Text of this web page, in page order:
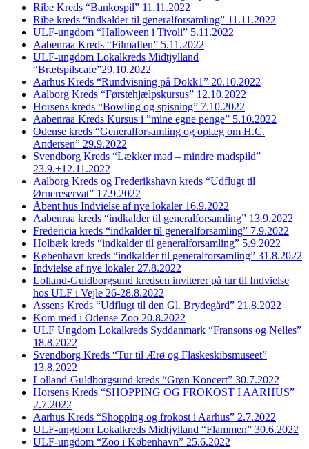
Ribe Kreds “Bankospil” 11.11.2022
Ribe kreds “indkalder til generalforsamling” 11.11.2022
ULF-ungdom “Halloween i Tivoli” 5.11.2022
Aabenraa Kreds “Filmaften” 5.11.2022
ULF-ungdom Lokalkreds Midtjylland
“Brætspilscafe”29.10.2022
Aarhus Kreds “Rundvisning på Dokk1” 20.10.2022
Aalborg Kreds “Førstehjælpskursus” 12.10.2022
Horsens kreds “Bowling og spisning” 7.10.2022
Aabenraa Kreds Kursus i ”mine egne penge” 5.10.2022
Odense kreds “Generalforsamling og oplæg om H.C.
Andersen” 29.9.2022
Svendborg Kreds “Lækker mad – mindre madspild”
23.9.+12.11.2022
Aalborg Kreds og Frederikshavn kreds “Udflugt til
Ørnereservat” 17.9.2022
Åbent hus Indvielse af nye lokaler 16.9.2022
Aabenraa kreds “indkalder til generalforsamling” 13.9.2022
Fredericia kreds “indkalder til generalforsamling” 7.9.2022
Holbæk kreds “indkalder til generalforsamling” 5.9.2022
København kreds “indkalder til generalforsamling” 31.8.2022
Indvielse af nye lokaler 27.8.2022
Lolland-Guldborgsund kredsen inviterer på tur til Indvielse
hos ULF i Vejle 26-28.8.2022
Assens Kreds “Udflugt til den Gl. Brydegård” 21.8.2022
Kom med i Odense Zoo 20.8.2022
ULF Ungdom Lokalkreds Syddanmark “Fransons og Nelles”
18.8.2022
Svendborg Kreds “Tur til Ærø og Flaskeskibsmuseet”
13.8.2022
Lolland-Guldborgsund kreds “Grøn Koncert” 30.7.2022
Horsens Kreds “SHOPPING OG FROKOST I AARHUS”
2.7.2022
Aarhus Kreds “Shopping og frokost i Aarhus” 2.7.2022
ULF-ungdom Lokalkreds Midtjylland “Flammen” 30.6.2022
ULF-ungdom “Zoo i København” 25.6.2022